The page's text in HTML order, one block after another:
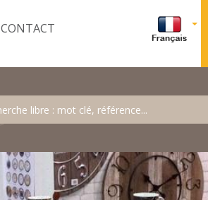
CONTACT